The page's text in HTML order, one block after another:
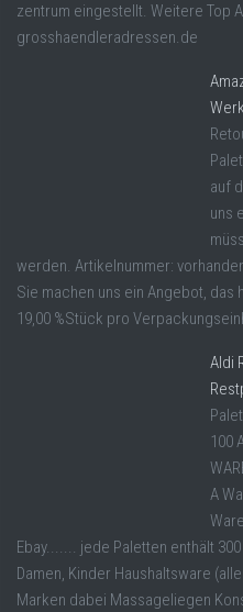
zentrum eingestellt. Weitere Top
grosshaendleradressen.de
auf
uns
werden. Artikelnummer:
Sie machen uns ein Angebot,
19,00 %Stück pro
Aldi
100
A
Ebay....... jede Paletten enthält
Damen, Kinder Haushaltsware
Marken dabei Massageliegen